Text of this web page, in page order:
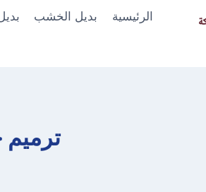
الرئيسية بديل الخشب